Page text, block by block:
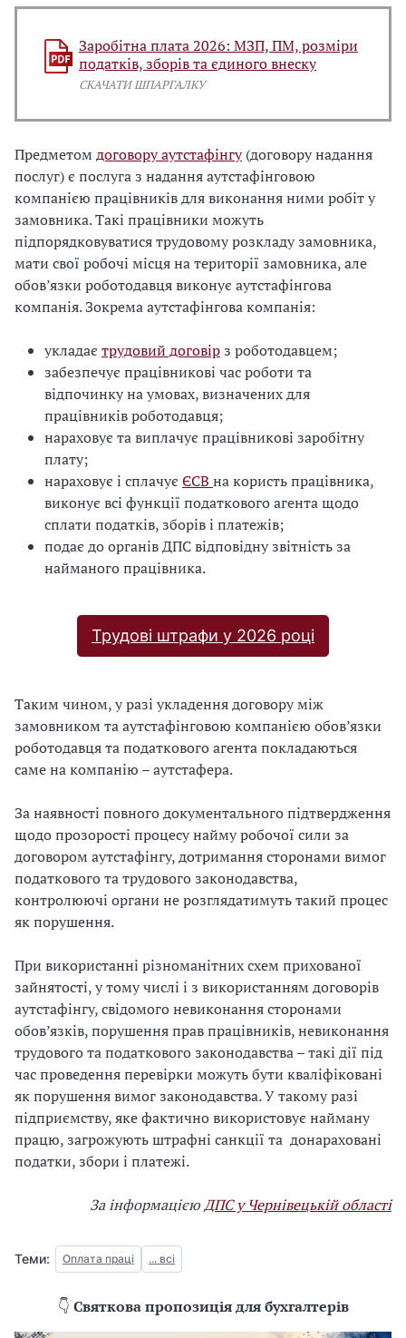
Заробітна плата 2026: МЗП, ПМ, розміри
податків, зборів та єдиного внеску
СКАЧАТИ ШПАРГАЛКУ
Предметом договору аутстафiнгу(договору надання
послуг) є послуга з надання аутстафiнговою
компанiєю працiвникiв для виконання ними робiт у
замовника. Такi працiвники можуть
пiдпорядковуватися трудовому розкладу замовника,
мати свої робочi мiсця на територiї замовника, але
обов’язки роботодавця виконує аутстафiнгова
компанiя. Зокрема аутстафiнгова компанiя:
укладає трудовий договiрз роботодавцем;
забезпечує працiвниковi час роботи та
вiдпочинку на умовах, визначених для
працiвникiв роботодавця;
нараховує та виплачує працiвниковi заробiтну
плату;
нараховує i сплачує ЄСВ на користь працiвника,
виконує всі функції податкового агента щодо
сплати податків, зборів і платежів;
подає до органів ДПС відповідну звітність за
найманого працівника.
Трудові штрафи у 2026 році
Таким чином, у разі укладення договору між
замовником та аутстафiнговою компанiєю обов’язки
роботодавця та податкового агента покладаються
саме на компанію – аутстафера.
За наявності повного документального підтвердження
щодо прозорості процесу найму робочої сили за
договором аутстафінгу, дотримання сторонами вимог
податкового та трудового законодавства,
контролюючі органи не розглядатимуть такий процес
як порушення.
При використанні різноманітних схем прихованої
зайнятості, у тому числі і з використанням договорів
аутстафінгу, свідомого невиконання сторонами
обов’язків, порушення прав працівників, невиконання
трудового та податкового законодавства – такі дії під
час проведення перевірки можуть бути кваліфіковані
як порушення вимог законодавства. У такому разі
підприємству, яке фактично використовує найману
працю, загрожують штрафні санкції та донараховані
податки, збори і платежі.
За інформацієюДПС у Чернівецькій області
Теми: Оплата праці ... всі
👇 Святкова пропозиція для бухгалтерів